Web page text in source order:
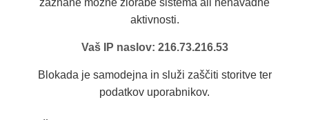
zaznane možne zlorabe sistema ali nenavadne
aktivnosti.
Vaš IP naslov: 216.73.216.53
Blokada je samodejna in služi zaščiti storitve ter
podatkov uporabnikov.